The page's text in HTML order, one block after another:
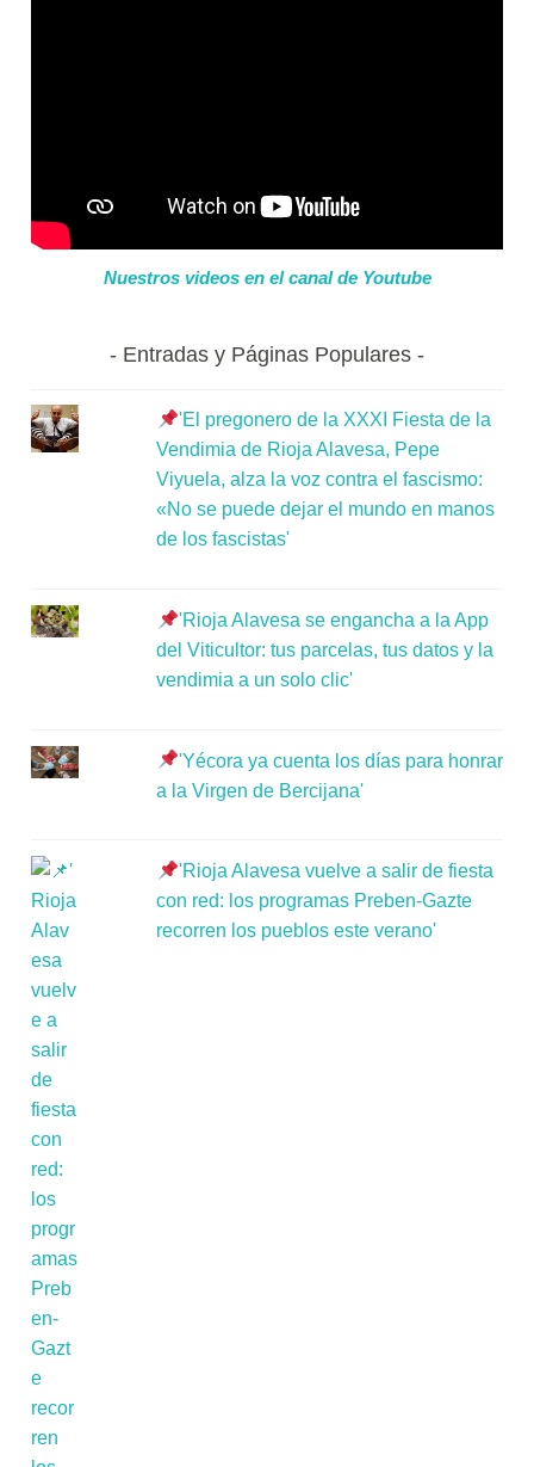
Nuestros videos en el canal de Youtube
Entradas y Páginas Populares
'El pregonero de la XXXI Fiesta de la
Vendimia de Rioja Alavesa, Pepe
Viyuela, alza la voz contra el fascismo:
«No se puede dejar el mundo en manos
de los fascistas'
'Rioja Alavesa se engancha a la App
del Viticultor: tus parcelas, tus datos y la
vendimia a un solo clic'
'Yécora ya cuenta los días para honrar
a la Virgen de Bercijana'
'Rioja Alavesa vuelve a salir de fiesta
con red: los programas Preben-Gazte
recorren los pueblos este verano'